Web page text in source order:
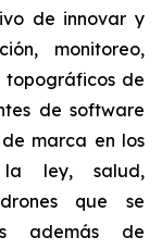
de innovar y
monitoreo,
topográficos de
de software
marca en los
la ley, salud,
que se
además de